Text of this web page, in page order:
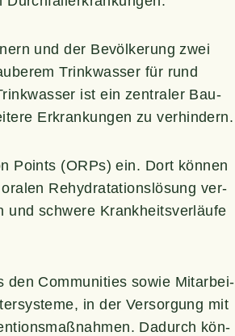
und der Bevöl­ke­rung zwei
Trink­was­ser für rund
ist ein zen­tra­ler Bau­
Erkran­kun­gen zu verhindern.
Points (ORPs) ein. Dort kön­nen
Rehy­drat­a­ti­ons­lö­sung ver­
und schwe­re Krank­heits­ver­läu­fe
den Com­mu­ni­ties sowie Mit­ar­bei­
in der Ver­sor­gung mit
Dadurch kön­